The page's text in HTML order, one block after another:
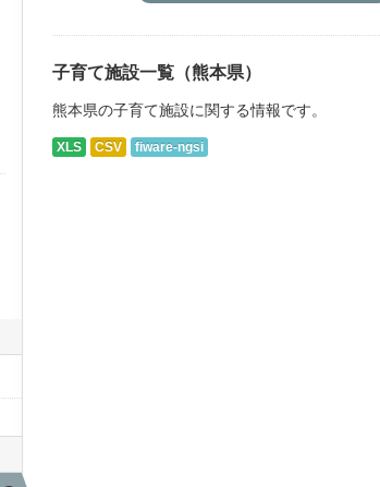
子育て施設一覧（熊本県）
熊本県の子育て施設に関する情報です。
XLS CSV fiware-ngsi